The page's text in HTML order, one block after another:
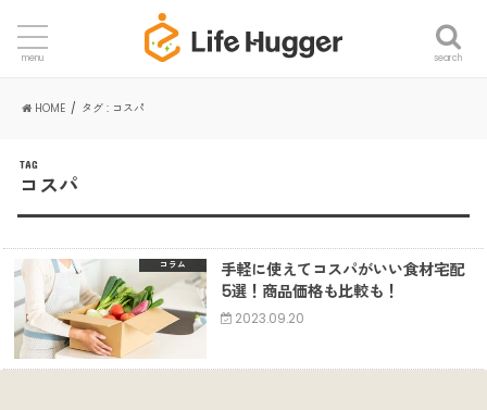
search
menu
HOME タグ : コスパ
TAG
コスパ
コラム
手軽に使えてコスパがいい食材宅配
5選！商品価格も比較も！
2023.09.20